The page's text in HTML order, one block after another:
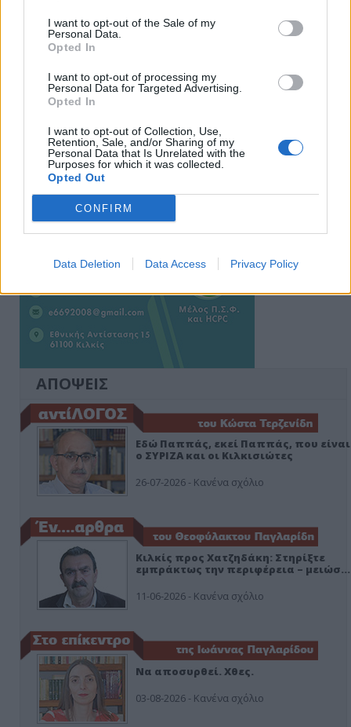
I want to opt-out of the Sale of my
Personal Data.
Opted In
I want to opt-out of processing my
Personal Data for Targeted Advertising.
Opted In
I want to opt-out of Collection, Use,
Retention, Sale, and/or Sharing of my
Personal Data that Is Unrelated with the
Purposes for which it was collected.
Opted Out
CONFIRM
Data Deletion Data Access Privacy Policy
Ειδήσεις 5-8-2026
ΑΠΟΨΕΙΣ
Εδώ Παππάς, εκεί Παππάς, που είναι
ο ΣΥΡΙΖΑ και οι Κιλκισιώτες
26-07-2026 - Κανένα σχόλιο
Κιλκίς προς Χατζηδάκη: Στηρίξτε
εμπράκτως την περιφέρεια – μειώσ…
11-06-2026 - Κανένα σχόλιο
Να αποσυρθεί. Χθες.
03-08-2026 - Κανένα σχόλιο